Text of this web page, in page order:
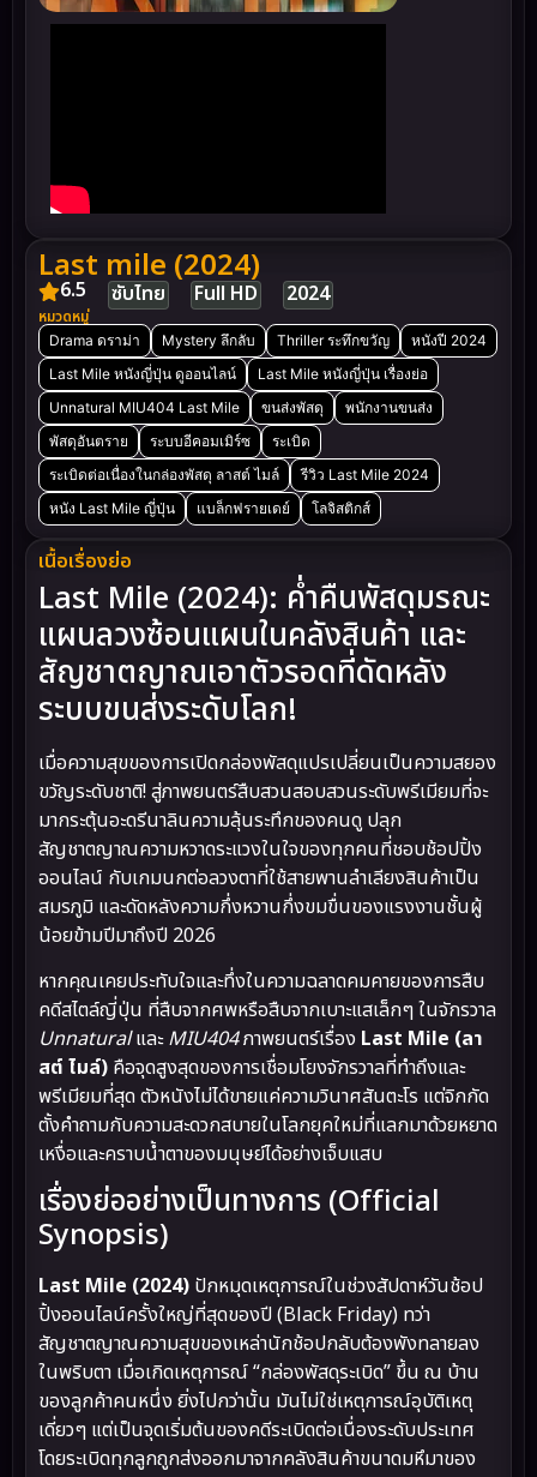
Last mile (2024)
6.5 ซับไทย Full HD 2024
หมวดหมู่
Drama ดราม่า Mystery ลึกลับ Thriller ระทึกขวัญ
หนังปี 2024
Last Mile หนังญี่ปุ่น ดูออนไลน์
Last Mile หนังญี่ปุ่น เรื่องย่อ
Unnatural MIU404 Last Mile
ขนส่งพัสดุ
พนักงานขนส่ง
พัสดุอันตราย
ระบบอีคอมเมิร์ซ
ระเบิด
ระเบิดต่อเนื่องในกล่องพัสดุ ลาสต์ ไมล์
รีวิว Last Mile 2024
หนัง Last Mile ญี่ปุ่น
แบล็กฟรายเดย์ โลจิสติกส์
เนื้อเรื่องย่อ
Last Mile (2024): ค่ำคืนพัสดุมรณะ
แผนลวงซ้อนแผนในคลังสินค้า และ
สัญชาตญาณเอาตัวรอดที่ดัดหลัง
ระบบขนส่งระดับโลก!
เมื่อความสุขของการเปิดกล่องพัสดุแปรเปลี่ยนเป็นความสยอง
ขวัญระดับชาติ! สู่ภาพยนตร์สืบสวนสอบสวนระดับพรีเมียมที่จะ
มากระตุ้นอะดรีนาลินความลุ้นระทึกของคนดู ปลุก
สัญชาตญาณความหวาดระแวงในใจของทุกคนที่ชอบช้อปปิ้ง
ออนไลน์ กับเกมนกต่อลวงตาที่ใช้สายพานลำเลียงสินค้าเป็น
สมรภูมิ และดัดหลังความกึ่งหวานกึ่งขมขื่นของแรงงานชั้นผู้
น้อยข้ามปีมาถึงปี 2026
หากคุณเคยประทับใจและทึ่งในความฉลาดคมคายของการสืบ
คดีสไตล์ญี่ปุ่น ที่สืบจากศพหรือสืบจากเบาะแสเล็กๆ ในจักรวาล
UnnaturalและMIU404ภาพยนตร์เรื่อง Last Mile (ลา
สต์ ไมล์) คือจุดสูงสุดของการเชื่อมโยงจักรวาลที่ทำถึงและ
พรีเมียมที่สุด ตัวหนังไม่ได้ขายแค่ความวินาศสันตะโร แต่จิกกัด
ตั้งคำถามกับความสะดวกสบายในโลกยุคใหม่ที่แลกมาด้วยหยาด
เหงื่อและคราบน้ำตาของมนุษย์ได้อย่างเจ็บแสบ
เรื่องย่ออย่างเป็นทางการ (Official
Synopsis)
Last Mile (2024) ปักหมุดเหตุการณ์ในช่วงสัปดาห์วันช้อป
ปิ้งออนไลน์ครั้งใหญ่ที่สุดของปี (Black Friday) ทว่า
สัญชาตญาณความสุขของเหล่านักช้อปกลับต้องพังทลายลง
ในพริบตา เมื่อเกิดเหตุการณ์ “กล่องพัสดุระเบิด” ขึ้น ณ บ้าน
ของลูกค้าคนหนึ่ง ยิ่งไปกว่านั้น มันไม่ใช่เหตุการณ์อุบัติเหตุ
เดี่ยวๆ แต่เป็นจุดเริ่มต้นของคดีระเบิดต่อเนื่องระดับประเทศ
โดยระเบิดทุกลูกถูกส่งออกมาจากคลังสินค้าขนาดมหึมาของ